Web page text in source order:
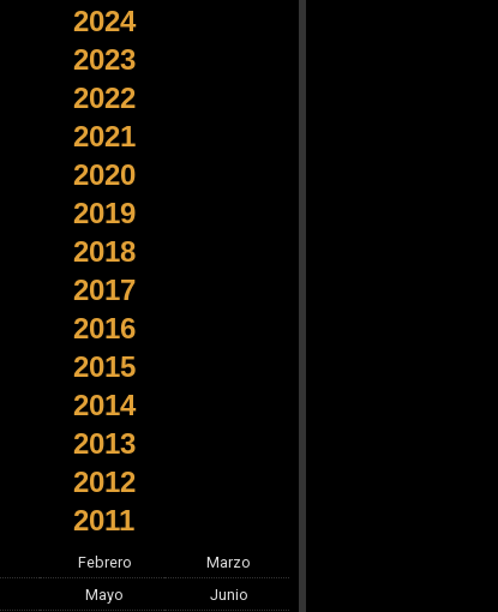
2024
2023
2022
2021
2020
2019
2018
2017
2016
2015
2014
2013
2012
2011
Febrero
Marzo
Mayo
Junio